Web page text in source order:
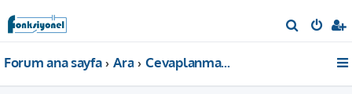
r
Forum ana sayfa Ara Cevaplanmamış başlıklar